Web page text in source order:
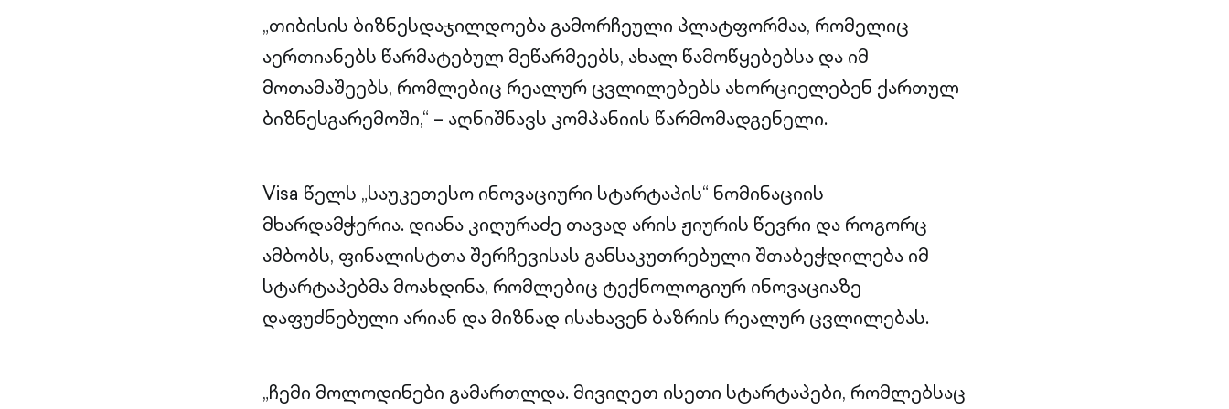
„თიბისის ბიზნესდაჯილდოება გამორჩეული პლატფორმაა, რომელიც
აერთიანებს წარმატებულ მეწარმეებს, ახალ წამოწყებებსა და იმ
მოთამაშეებს, რომლებიც რეალურ ცვლილებებს ახორციელებენ ქართულ
ბიზნესგარემოში,“ – აღნიშნავს კომპანიის წარმომადგენელი.
Visa წელს „საუკეთესო ინოვაციური სტარტაპის“ ნომინაციის
მხარდამჭერია. დიანა კიღურაძე თავად არის ჟიურის წევრი და როგორც
ამბობს, ფინალისტთა შერჩევისას განსაკუთრებული შთაბეჭდილება იმ
სტარტაპებმა მოახდინა, რომლებიც ტექნოლოგიურ ინოვაციაზე
დაფუძნებული არიან და მიზნად ისახავენ ბაზრის რეალურ ცვლილებას.
„ჩემი მოლოდინები გამართლდა. მივიღეთ ისეთი სტარტაპები, რომლებსაც